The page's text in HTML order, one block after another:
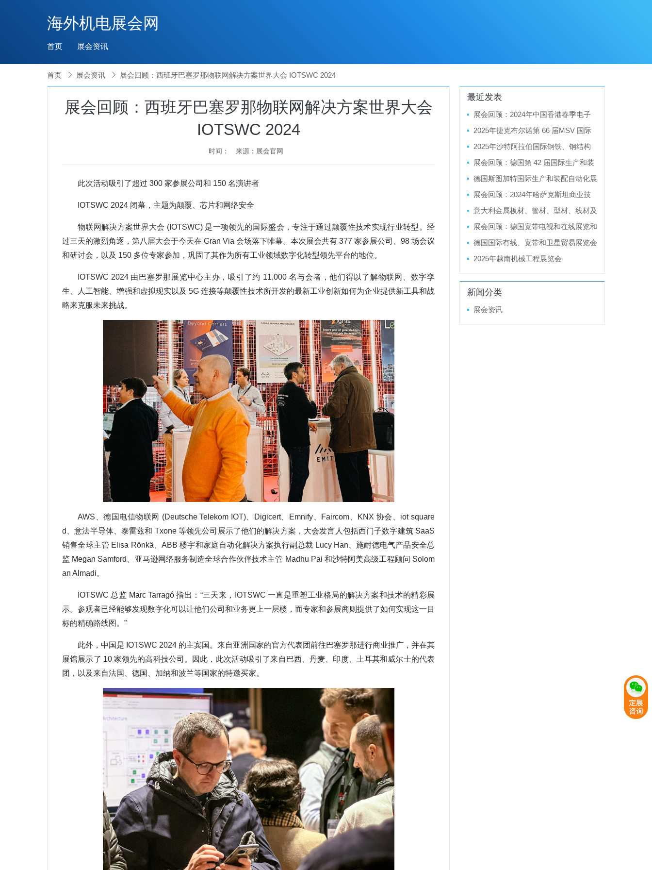
海外机电展会网
首页 展会资讯
首页  展会资讯  展会回顾：西班牙巴塞罗那物联网解决方案世界大会 IOTSWC 2024
展会回顾：西班牙巴塞罗那物联网解决方案世界大会
IOTSWC 2024
时间： 来源：展会官网
此次活动吸引了超过 300 家参展公司和 150 名演讲者
IOTSWC 2024 闭幕，主题为颠覆、芯片和网络安全
物联网解决方案世界大会 (IOTSWC) 是一项领先的国际盛会，专注于通过颠覆性技术实现行业转型。经
过三天的激烈角逐，第八届大会于今天在 Gran Via 会场落下帷幕。本次展会共有 377 家参展公司、98 场会议
和研讨会，以及 150 多位专家参加，巩固了其作为所有工业领域数字化转型领先平台的地位。
IOTSWC 2024 由巴塞罗那展览中心主办，吸引了约 11,000 名与会者，他们得以了解物联网、数字孪
生、人工智能、增强和虚拟现实以及 5G 连接等颠覆性技术所开发的最新工业创新如何为企业提供新工具和战
略来克服未来挑战。
AWS、德国电信物联网 (Deutsche Telekom IOT)、Digicert、Emnify、Faircom、KNX 协会、iot square
d、意法半导体、泰雷兹和 Txone 等领先公司展示了他们的解决方案，大会发言人包括西门子数字建筑 SaaS
销售全球主管 Elisa Rönkä、ABB 楼宇和家庭自动化解决方案执行副总裁 Lucy Han、施耐德电气产品安全总
监 Megan Samford、亚马逊网络服务制造全球合作伙伴技术主管 Madhu Pai 和沙特阿美高级工程顾问 Solom
an Almadi。
IOTSWC 总监 Marc Tarragó 指出：“三天来，IOTSWC 一直是重塑工业格局的解决方案和技术的精彩展
示。参观者已经能够发现数字化可以让他们公司和业务更上一层楼，而专家和参展商则提供了如何实现这一目
标的精确路线图。”
此外，中国是 IOTSWC 2024 的主宾国。来自亚洲国家的官方代表团前往巴塞罗那进行商业推广，并在其
展馆展示了 10 家领先的高科技公司。因此，此次活动吸引了来自巴西、丹麦、印度、土耳其和威尔士的代表
团，以及来自法国、德国、加纳和波兰等国家的特邀买家。
最近发表
展会回顾：2024年中国香港春季电子
产品展暨香港春季电子产品展
2025年捷克布尔诺第 66 届MSV 国际
工业博览会
2025年沙特阿拉伯国际钢铁、钢结构
制造、金属成型及精加工展览会
展会回顾：德国第 42 届国际生产和装
配自动化展览会Motek/Bondexpo 2024
德国斯图加特国际生产和装配自动化展
览会 Motek/Bondexpo 2025
展会回顾：2024年哈萨克斯坦商业技
术博览会
意大利金属板材、管材、型材、线材及
金属结构加工机械及设备展览会LAMIER
展会回顾：德国宽带电视和在线展览和
会议 ANGA COM 2024
德国国际有线、宽带和卫星贸易展览会
ANGA COM 2025
2025年越南机械工程展览会
新闻分类
展会资讯